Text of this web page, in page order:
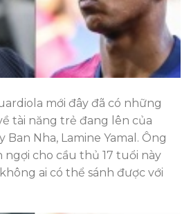
mới đây đã có những
tài năng trẻ đang lên của
Ban Nha, Lamine Yamal. Ông
cho cầu thủ 17 tuổi này
ai có thể sánh được với